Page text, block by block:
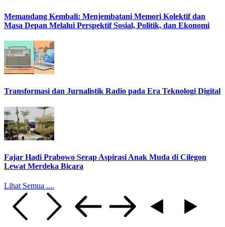
Memandang Kembali: Menjembatani Memori Kolektif dan
Masa Depan Melalui Perspektif Sosial, Politik, dan Ekonomi
Transformasi dan Jurnalistik Radio pada Era Teknologi Digital
Fajar Hadi Prabowo Serap Aspirasi Anak Muda di Cilegon
Lewat Merdeka Bicara
Lihat Semua ....